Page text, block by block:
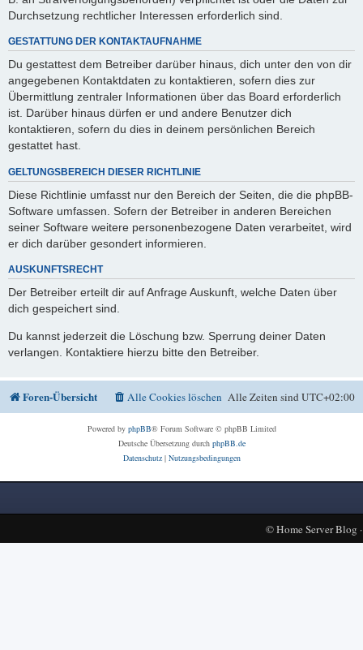
Durchsetzung rechtlicher Interessen erforderlich sind.
GESTATTUNG DER KONTAKTAUFNAHME
Du gestattest dem Betreiber darüber hinaus, dich unter den von dir
angegebenen Kontaktdaten zu kontaktieren, sofern dies zur
Übermittlung zentraler Informationen über das Board erforderlich
ist. Darüber hinaus dürfen er und andere Benutzer dich
kontaktieren, sofern du dies in deinem persönlichen Bereich
gestattet hast.
GELTUNGSBEREICH DIESER RICHTLINIE
Diese Richtlinie umfasst nur den Bereich der Seiten, die die phpBB-
Software umfassen. Sofern der Betreiber in anderen Bereichen
seiner Software weitere personenbezogene Daten verarbeitet, wird
er dich darüber gesondert informieren.
AUSKUNFTSRECHT
Der Betreiber erteilt dir auf Anfrage Auskunft, welche Daten über
dich gespeichert sind.
Du kannst jederzeit die Löschung bzw. Sperrung deiner Daten
verlangen. Kontaktiere hierzu bitte den Betreiber.
Foren-Übersicht Alle Zeiten sindUTC+02:00
Alle Cookies löschen
Powered by phpBB® Forum Software © phpBB Limited
Deutsche Übersetzung durch phpBB.de
Datenschutz| Nutzungsbedingungen
©Home Server Blog